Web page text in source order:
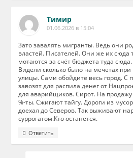
Тимир
01.06.2026 в 15:04
Зато завалять мигранты. Ведь они
властей. Писателей. Они же их сюда
мотаются за счёт бюджета туда
Видели сколько было на мечетах
улицы. Сами обойдите весь город. С
завозят для распила денег от
для аварийщиков. Сирот. На продажу
%-ты. Сжигают тайгу. Дороги из
доехал до Северов. Так выживают
суррогатом.Кто останется.
Ответить